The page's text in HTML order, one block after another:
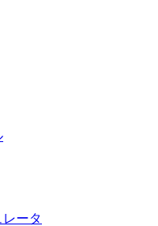
ータ